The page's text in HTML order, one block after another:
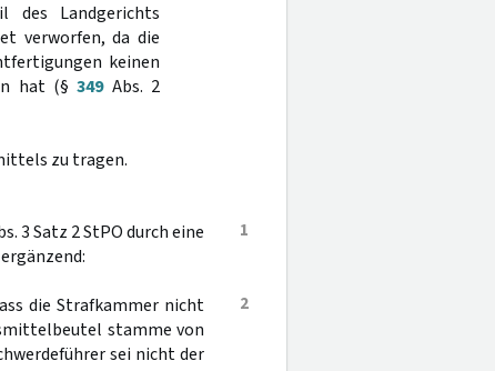
des Landgerichts
verworfen, da die
keinen
hat (§349Abs. 2
zu tragen.
1
3 Satz 2 StPO durch eine
2
die Strafkammer nicht
stamme von
sei nicht der